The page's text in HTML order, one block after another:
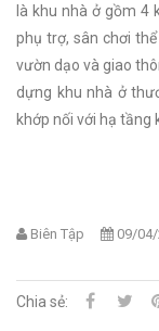
là khu nhà ở gồm 4
phụ trợ, sân chơi
vườn dạo và giao
dựng khu nhà ở
khớp nối với hạ tầng
Biên Tập 09/
Chia sẻ: